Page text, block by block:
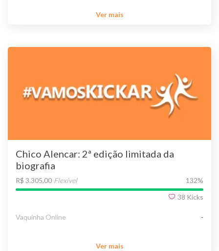
Ver mais
Chico Alencar: 2ª edição limitada da
biografia
R$ 3.305,00 Flexível 132%
38 Kicks
Vaquinha Online -
Ver mais